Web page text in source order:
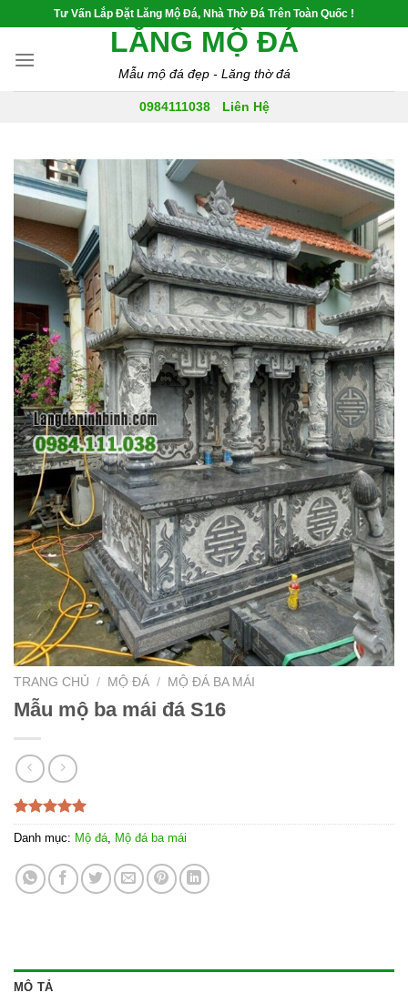
content
Tư Vấn Lắp Đặt Lăng Mộ Đá, Nhà Thờ Đá Trên Toàn Quốc !
LĂNG MỘ ĐÁ
Mẫu mộ đá đẹp - Lăng thờ đá
0984111038- Liên Hệ
TRANG CHỦ / MỘ ĐÁ / MỘ ĐÁ BA MÁI
Mẫu mộ ba mái đá S16
5.00trên 5
dựa trên
1
Danh mục: Mộ đá Mộ đá ba mái
MÔ TẢ